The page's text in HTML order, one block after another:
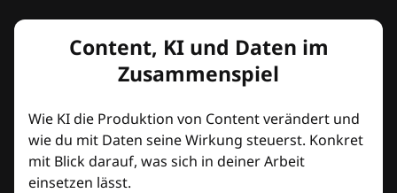
Content, KI und Daten im
Zusammenspiel
Wie KI die Produktion von Content verändert und
wie du mit Daten seine Wirkung steuerst. Konkret
mit Blick darauf, was sich in deiner Arbeit
einsetzen lässt.